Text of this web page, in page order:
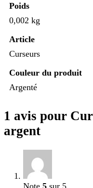
Poids
0,002 kg
Article
Curseurs
Couleur du produit
Argenté
1 avis pour
argent
Note 5 sur 5